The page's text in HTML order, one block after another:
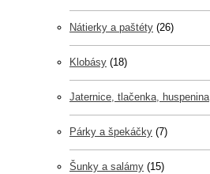
Nátierky a paštéty (26)
Klobásy (18)
Jaternice, tlačenka, huspenina
Párky a špekáčky (7)
Šunky a salámy (15)